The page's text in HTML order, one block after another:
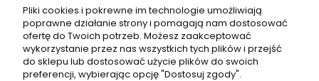
Pliki cookies i pokrewne im technologie umożliwiają
poprawne działanie strony i pomagają nam dostosować
ofertę do Twoich potrzeb. Możesz zaakceptować
wykorzystanie przez nas wszystkich tych plików i przejść
do sklepu lub dostosować użycie plików do swoich
preferencji, wybierając opcję "Dostosuj zgody".